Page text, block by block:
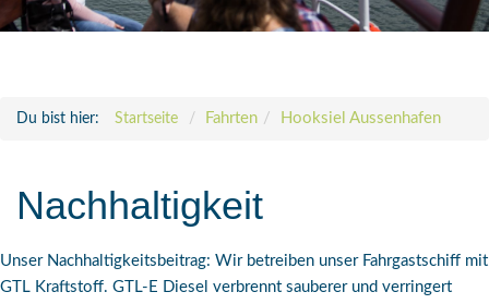
Du bist hier: Startseite Fahrten Hooksiel Aussenhafen
Nachhaltigkeit
Unser Nachhaltigkeitsbeitrag: Wir betreiben unser Fahrgastschiff mit
GTL Kraftstoff. GTL-E Diesel verbrennt sauberer und verringert